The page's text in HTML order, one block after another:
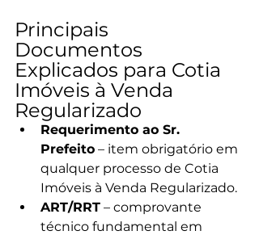
Principais
Documentos
Explicados para Cotia
Imóveis à Venda
Regularizado
Requerimento ao Sr.
Prefeito – item obrigatório em
qualquer processo de Cotia
Imóveis à Venda Regularizado.
ART/RRT – comprovante
técnico fundamental em